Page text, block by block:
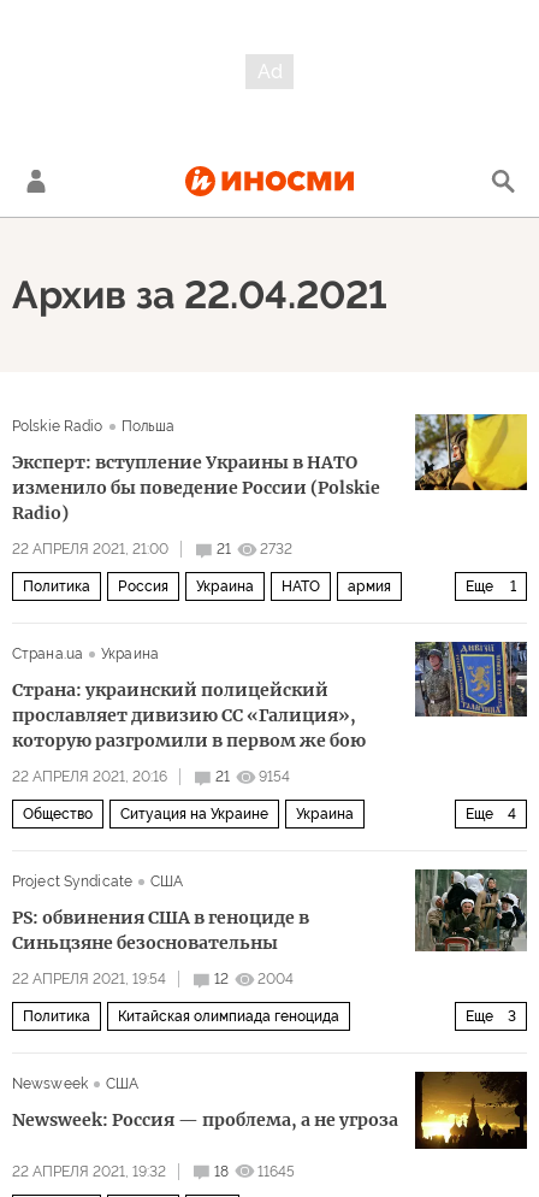
Архив за 22.04.2021
Polskie Radio Польша
Эксперт: вступление Украины в НАТО
изменило бы поведение России (Polskie
Radio)
22 АПРЕЛЯ 2021, 21:00 21 2732
Еще 1
Политика Россия Украина НАТО армия
Страна.ua
Украина
Страна: украинский полицейский
прославляет дивизию СС «Галиция»,
которую разгромили в первом же бою
22 АПРЕЛЯ 2021, 20:16 21 9154
Еще 4
Общество Ситуация на Украине Украина
Project Syndicate
США
PS: обвинения США в геноциде в
Синьцзяне безосновательны
22 АПРЕЛЯ 2021, 19:54 12 2004
Еще 3
Политика Китайская олимпиада геноцида
Newsweek США
Newsweek: Россия — проблема, а не угроза
22 АПРЕЛЯ 2021, 19:32 18 11645